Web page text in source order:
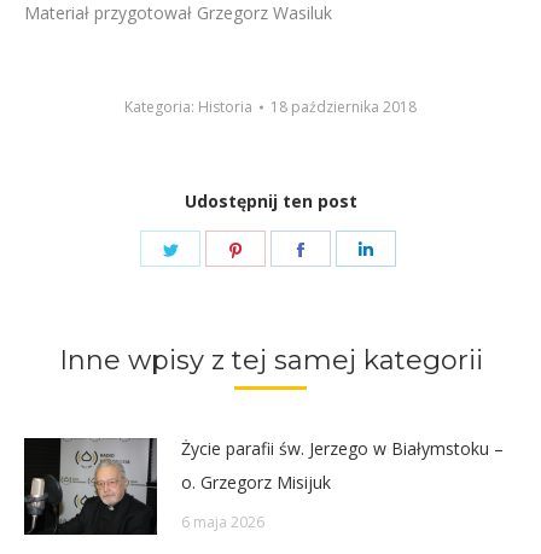
Materiał przygotował Grzegorz Wasiluk
Kategoria: Historia 18 października 2018
Udostępnij ten post
Share
Share
Share
Inne wpisy z tej samej kategorii
Życie parafii św. Jerzego w Białymstoku –
o. Grzegorz Misijuk
6 maja 2026